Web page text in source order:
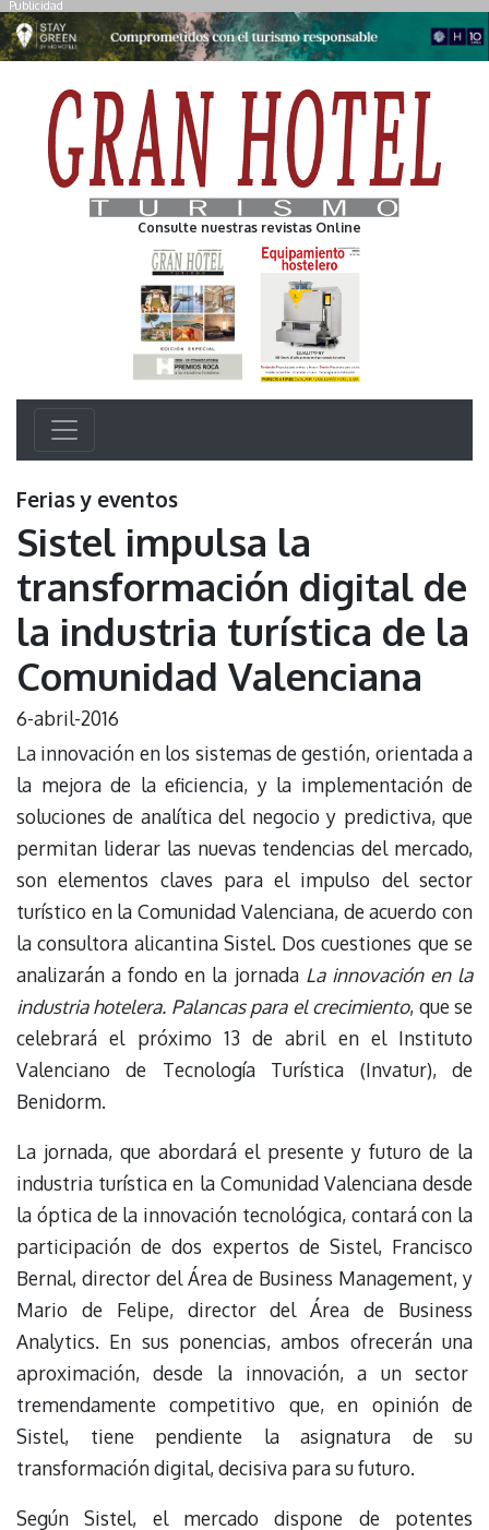
Publicidad
Consulte nuestras revistas Online
Ferias y eventos
Sistel impulsa la
transformación digital de
la industria turística de la
Comunidad Valenciana
6-abril-2016
La innovación en los sistemas de gestión, orientada a
la mejora de la eficiencia, y la implementación de
soluciones de analítica del negocio y predictiva, que
permitan liderar las nuevas tendencias del mercado,
son elementos claves para el impulso del sector
turístico en la Comunidad Valenciana, de acuerdo con
la consultora alicantina Sistel. Dos cuestiones que se
analizarán a fondo en la jornada La innovación en la
industria hotelera. Palancas para el crecimiento, que se
celebrará el próximo 13 de abril en el Instituto
Valenciano de Tecnología Turística (Invatur), de
Benidorm.
La jornada, que abordará el presente y futuro de la
industria turística en la Comunidad Valenciana desde
la óptica de la innovación tecnológica, contará con la
participación de dos expertos de Sistel, Francisco
Bernal, director del Área de Business Management, y
Mario de Felipe, director del Área de Business
Analytics. En sus ponencias, ambos ofrecerán una
aproximación, desde la innovación, a un sector
tremendamente competitivo que, en opinión de
Sistel, tiene pendiente la asignatura de su
transformación digital, decisiva para su futuro.
Según Sistel, el mercado dispone de potentes